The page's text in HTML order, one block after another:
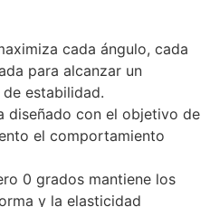
cada ángulo, cada
para alcanzar un
estabilidad.
diseñado con el objetivo de
el comportamiento
0 grados mantiene los
y la elasticidad